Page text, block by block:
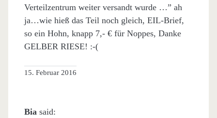
Verteilzentrum weiter versandt wurde …” ah
ja…wie hieß das Teil noch gleich, EIL-Brief,
so ein Hohn, knapp 7,- € für Noppes, Danke
GELBER RIESE! :-(
15. Februar 2016
Bia said: